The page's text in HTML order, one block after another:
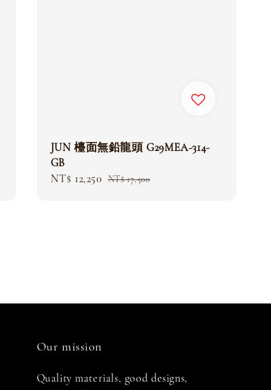
JUN 檯面無鉛龍頭 G29MEA-314-
GB
Sale
NT$ 12,250 Regular
NT$ 17,500
Our mission
Quality materials, good designs,